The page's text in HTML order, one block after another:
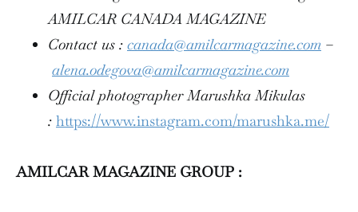
AMILCAR CANADA MAGAZINE
Contact us : canada@amilcarmagazine.com –
alena.odegova@amilcarmagazine.com
Official photographer Marushka Mikulas
: https://www.instagram.com/marushka.me/
AMILCAR MAGAZINE GROUP :